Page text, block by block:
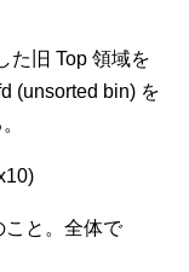
た旧 Top 領域を
(unsorted bin) を
こと。全体で